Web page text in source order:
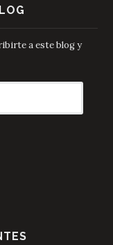
a este blog y